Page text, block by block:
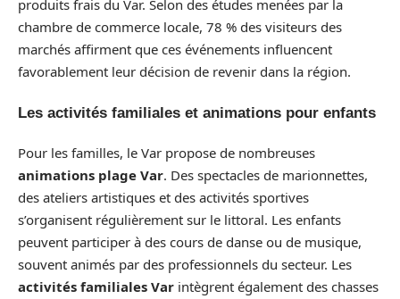
produits frais du Var. Selon des études menées par la
chambre de commerce locale, 78 % des visiteurs des
marchés affirment que ces événements influencent
favorablement leur décision de revenir dans la région.
Les activités familiales et animations pour enfants
Pour les familles, le Var propose de nombreuses
animations plage Var. Des spectacles de marionnettes,
des ateliers artistiques et des activités sportives
s’organisent régulièrement sur le littoral. Les enfants
peuvent participer à des cours de danse ou de musique,
souvent animés par des professionnels du secteur. Les
activités familiales Var intègrent également des chasses